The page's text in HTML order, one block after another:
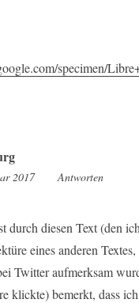
specimen/
2017 0:37
Antworten
durch diesen Text (den
eines anderen
Twitter aufmerksam
klickte) bemerkt, dass